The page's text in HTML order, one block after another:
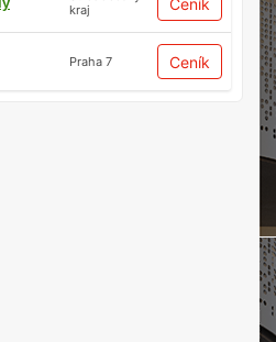
kraj
Ceník
Praha 7 Ceník